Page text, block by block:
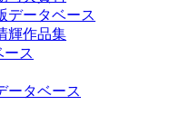
データベース
輝作品集
ース
ータベース